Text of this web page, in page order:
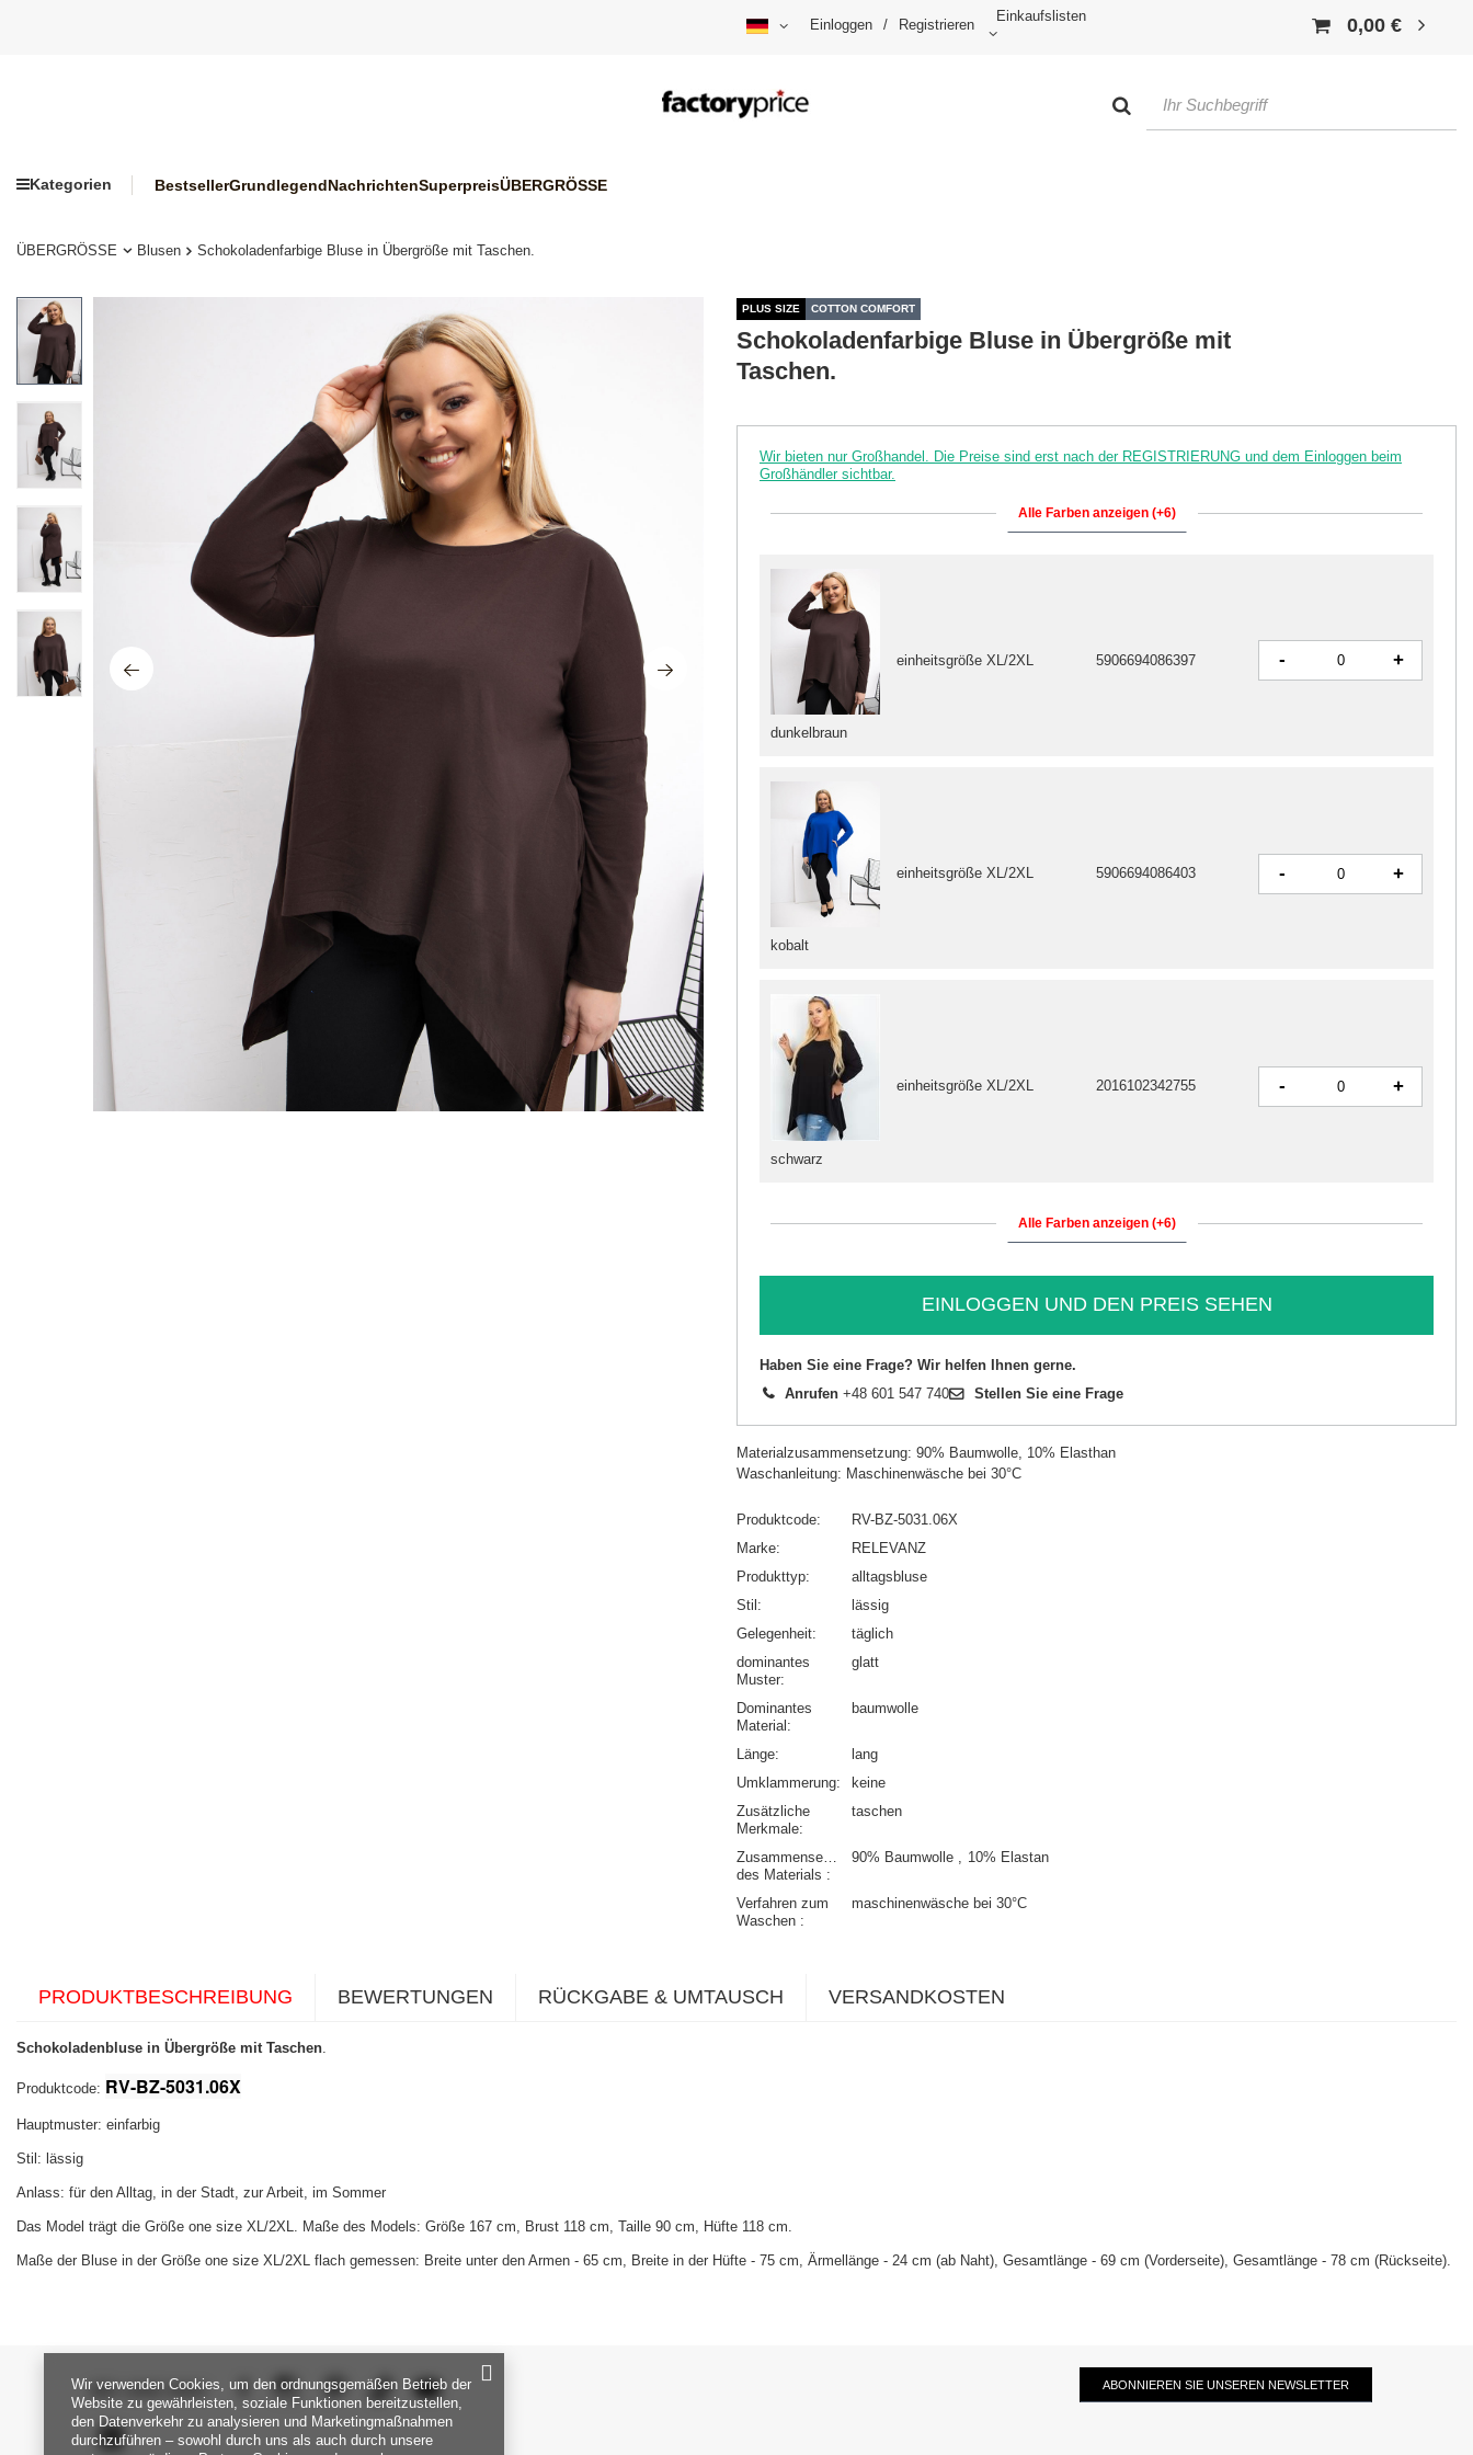
Einloggen / Registrieren
Einkaufslisten 0,00 €
Kategorien BestsellerGrundlegendNachrichtenSuperpreisÜBERGRÖSSE
ÜBERGRÖSSE Blusen Schokoladenfarbige Bluse in Übergröße mit Taschen.
PLUS SIZE COTTON COMFORT
Schokoladenfarbige Bluse in Übergröße mit
Taschen.
Wir bieten nur Großhandel. Die Preise sind erst nach der REGISTRIERUNG und dem Einloggen beim
Großhändler sichtbar.
Alle Farben anzeigen (+6)
kobalt
einheitsgröße XL/2XL 5906694086403 - +
schwarz
einheitsgröße XL/2XL 2016102342755 - +
dunkelbraun
einheitsgröße XL/2XL 5906694086397 - +
Alle Farben anzeigen (+6)
EINLOGGEN UND DEN PREIS SEHEN
Haben Sie eine Frage? Wir helfen Ihnen gerne.
Anrufen +48 601 547 740 Stellen Sie eine Frage
Materialzusammensetzung: 90% Baumwolle, 10% Elasthan
Waschanleitung: Maschinenwäsche bei 30°C
Produktcode
RV-BZ-5031.06X
Marke
RELEVANZ
Produkttyp
alltagsbluse
Stil
lässig
Gelegenheit
täglich
dominantes
Muster
glatt
Dominantes
Material
baumwolle
Länge
lang
Umklammerung
keine
Zusätzliche
Merkmale
taschen
Zusammensetzung
des Materials
90% Baumwolle 10% Elastan
Verfahren zum
Waschen
maschinenwäsche bei 30°C
PRODUKTBESCHREIBUNG BEWERTUNGEN RÜCKGABE & UMTAUSCH VERSANDKOSTEN
Schokoladenbluse in Übergröße mit Taschen
Produktcode: RV-BZ-5031.06X
Hauptmuster: einfarbig
Stil: lässig
Anlass: für den Alltag, in der Stadt, zur Arbeit, im Sommer
Das Model trägt die Größe one size XL/2XL. Maße des Models: Größe 167 cm, Brust 118 cm, Taille 90 cm, Hüfte 118 cm
Maße der Bluse in der Größe one size XL/2XL flach gemessen: Breite unter den Armen - 65 cm, Breite in der Hüfte - 75 cm, Ärmellänge - 24 cm (ab Naht), Gesamtlänge - 69 cm (Vorderseite), Gesamtlänge - 78 cm (Rückseite)
SEI UNS NAH ABONNIEREN SIE UNSEREN NEWSLETTER
Wir verwenden Cookies, um den ordnungsgemäßen Betrieb der
Website zu gewährleisten, soziale Funktionen bereitzustellen,
den Datenverkehr zu analysieren und Marketingmaßnahmen
durchzuführen – sowohl durch uns als auch durch unsere